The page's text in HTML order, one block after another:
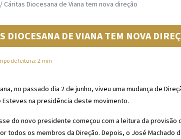
/Cáritas Diocesana de Viana tem nova direção
DIOCESANA DE VIANA TEM NOVA
de leitura: 2 min
no passado dia 2 de junho, viveu uma mudança de
Esteves na presidência deste movimento.
do novo presidente começou com a leitura da
todos os membros da Direção. Depois, o José